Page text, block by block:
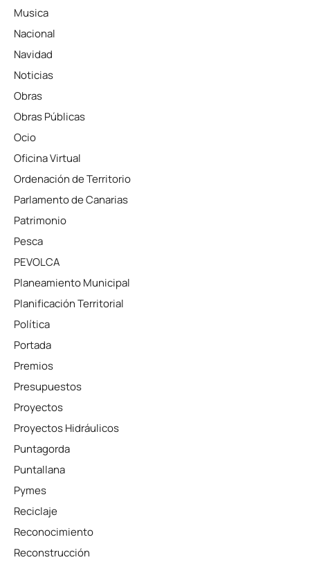
Musica
Nacional
Navidad
Noticias
Obras
Obras Públicas
Ocio
Oficina Virtual
Ordenación de Territorio
Parlamento de Canarias
Patrimonio
Pesca
PEVOLCA
Planeamiento Municipal
Planificación Territorial
Política
Portada
Premios
Presupuestos
Proyectos
Proyectos Hidráulicos
Puntagorda
Puntallana
Pymes
Reciclaje
Reconocimiento
Reconstrucción